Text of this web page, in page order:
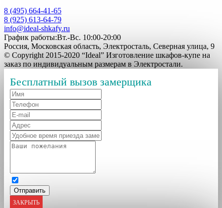
8 (495) 664-41-65
8 (925) 613-64-79
info@ideal-shkafy.ru
График работы:Вт.-Вс. 10:00-20:00
Россия, Московская область, Электросталь, Северная улица, 9
© Copyright 2015-2020 “Ideal” Изготовление шкафов-купе на
заказ по индивидуальным размерам в Электростали.
Бесплатный вызов замерщика
ЗАКРЫТЬ